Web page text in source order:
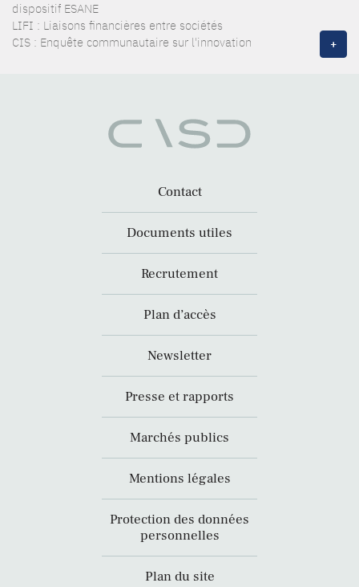
dispositif ESANE
LIFI : Liaisons financières entre sociétés
CIS : Enquête communautaire sur l'innovation
+
Contact
Documents utiles
Recrutement
Plan d’accès
Newsletter
Presse et rapports
Marchés publics
Mentions légales
Protection des données
personnelles
Plan du site